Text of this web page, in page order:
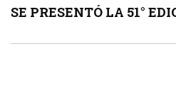
SE PRESENTÓ LA 51°